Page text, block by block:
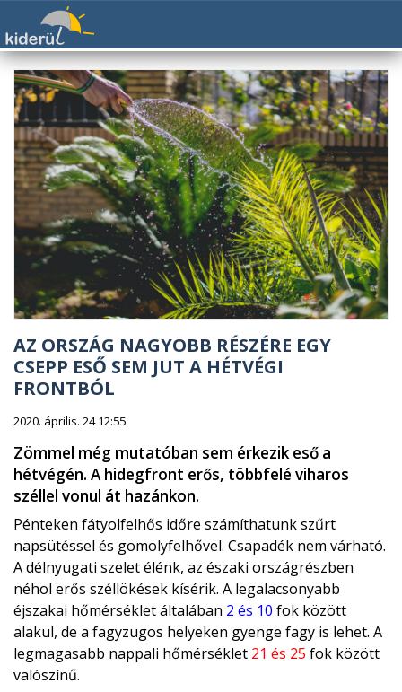
AZ ORSZÁG NAGYOBB RÉSZÉRE EGY
CSEPP ESŐ SEM JUT A HÉTVÉGI
FRONTBÓL
2020. április. 24 12:55
Zömmel még mutatóban sem érkezik eső a
hétvégén. A hidegfront erős, többfelé viharos
széllel vonul át hazánkon.
Pénteken fátyolfelhős időre számíthatunk szűrt
napsütéssel és gomolyfelhővel. Csapadék nem várható.
A délnyugati szelet élénk, az északi országrészben
néhol erős széllökések kísérik. A legalacsonyabb
éjszakai hőmérséklet általában 2 és 10 fok között
alakul, de a fagyzugos helyeken gyenge fagy is lehet. A
legmagasabb nappali hőmérséklet 21 és 25 fok között
valószínű.